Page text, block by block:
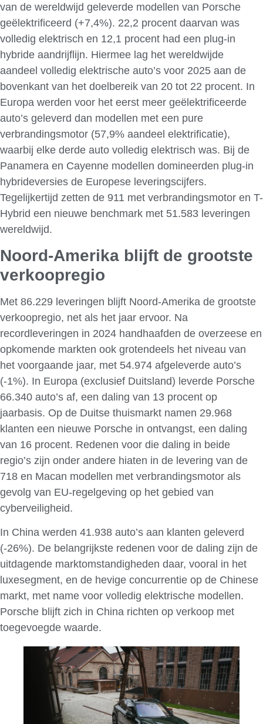
van de wereldwijd geleverde modellen van Porsche
geëlektrificeerd (+7,4%). 22,2 procent daarvan was
volledig elektrisch en 12,1 procent had een plug-in
hybride aandrijflijn. Hiermee lag het wereldwijde
aandeel volledig elektrische auto’s voor 2025 aan de
bovenkant van het doelbereik van 20 tot 22 procent. In
Europa werden voor het eerst meer geëlektrificeerde
auto’s geleverd dan modellen met een pure
verbrandingsmotor (57,9% aandeel elektrificatie),
waarbij elke derde auto volledig elektrisch was. Bij de
Panamera en Cayenne modellen domineerden plug-in
hybrideversies de Europese leveringscijfers.
Tegelijkertijd zetten de 911 met verbrandingsmotor en T-
Hybrid een nieuwe benchmark met 51.583 leveringen
wereldwijd.
Noord-Amerika blijft de grootste
verkoopregio
Met 86.229 leveringen blijft Noord-Amerika de grootste
verkoopregio, net als het jaar ervoor. Na
recordleveringen in 2024 handhaafden de overzeese en
opkomende markten ook grotendeels het niveau van
het voorgaande jaar, met 54.974 afgeleverde auto’s
(-1%). In Europa (exclusief Duitsland) leverde Porsche
66.340 auto’s af, een daling van 13 procent op
jaarbasis. Op de Duitse thuismarkt namen 29.968
klanten een nieuwe Porsche in ontvangst, een daling
van 16 procent. Redenen voor die daling in beide
regio’s zijn onder andere hiaten in de levering van de
718 en Macan modellen met verbrandingsmotor als
gevolg van EU-regelgeving op het gebied van
cyberveiligheid.
In China werden 41.938 auto’s aan klanten geleverd
(-26%). De belangrijkste redenen voor de daling zijn de
uitdagende marktomstandigheden daar, vooral in het
luxesegment, en de hevige concurrentie op de Chinese
markt, met name voor volledig elektrische modellen.
Porsche blijft zich in China richten op verkoop met
toegevoegde waarde.